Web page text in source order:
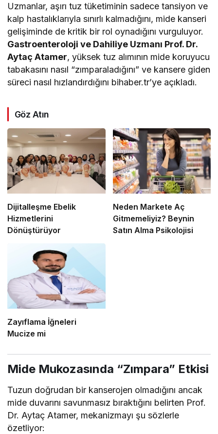
Uzmanlar, aşırı tuz tüketiminin sadece tansiyon ve
kalp hastalıklarıyla sınırlı kalmadığını, mide kanseri
gelişiminde de kritik bir rol oynadığını vurguluyor.
Gastroenteroloji ve Dahiliye Uzmanı Prof. Dr.
Aytaç Atamer, yüksek tuz alımının mide koruyucu
tabakasını nasıl “zımparaladığını” ve kansere giden
süreci nasıl hızlandırdığını bihaber.tr’ye açıkladı.
Göz Atın
Dijitalleşme Ebelik
Hizmetlerini
Dönüştürüyor
Neden Markete Aç
Gitmemeliyiz? Beynin
Satın Alma Psikolojisi
Zayıflama İğneleri
Mucize mi
Mide Mukozasında “Zımpara” Etkisi
Tuzun doğrudan bir kanserojen olmadığını ancak
mide duvarını savunmasız bıraktığını belirten Prof.
Dr. Aytaç Atamer, mekanizmayı şu sözlerle
özetliyor: